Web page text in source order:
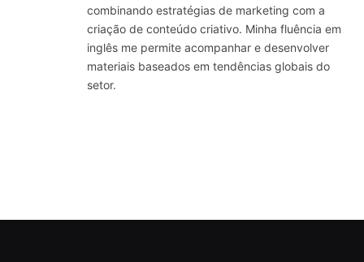
combinando estratégias de marketing com a
criação de conteúdo criativo. Minha fluência em
inglês me permite acompanhar e desenvolver
materiais baseados em tendências globais do
setor.